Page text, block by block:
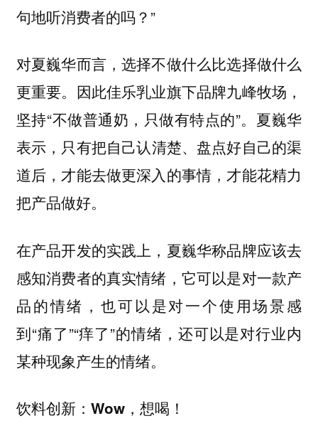
句地听消费者的吗？”
对夏巍华而言，选择不做什么比选择做什么
更重要。因此佳乐乳业旗下品牌九峰牧场，
坚持“不做普通奶，只做有特点的”。夏巍华
表示， 只有把自己认清楚、盘点好自己的渠
道后，才能去做更深入的事情，才能花精力
把产品做好。
在产品开发的实践上，夏巍华称品牌应该去
感知消费者的真实情绪，它可以是对一款产
品的情绪，也可以是对一个使用场景感
到“痛了”“痒了”的情绪，还可以是对行业内
某种现象产生的情绪。
饮料创新：Wow，想喝！